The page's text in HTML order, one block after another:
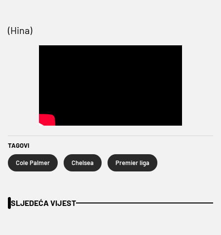
(Hina)
TAGOVI
Cole Palmer Chelsea Premier liga
SLJEDEĆA VIJEST